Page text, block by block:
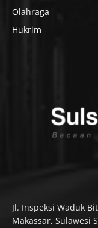
Olahraga
Hukrim
Jl. Inspeksi Waduk
Makassar, Sulawesi